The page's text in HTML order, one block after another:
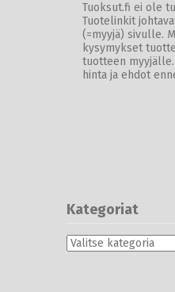
Tuoksut.fi ei ole
Tuotelinkit
(=myyjä) sivulle.
kysymykset
tuotteen
hinta ja ehdot
Kategoriat
Kategoriat